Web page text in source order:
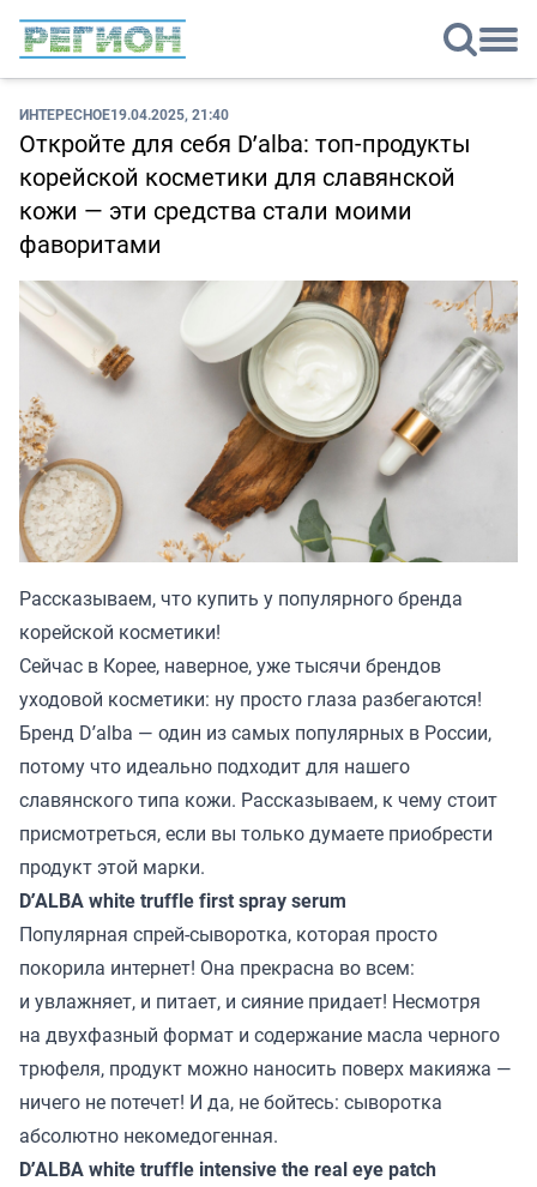
ИНТЕРЕСНОЕ19.04.2025, 21:40
Откройте для себя D’alba: топ-продукты
корейской косметики для славянской
кожи — эти средства стали моими
фаворитами
Рассказываем, что купить у популярного бренда
корейской косметики!
Сейчас в Корее, наверное, уже тысячи брендов
уходовой косметики: ну просто глаза разбегаются!
Бренд D’alba — один из самых популярных в России,
потому что идеально подходит для нашего
славянского типа кожи. Рассказываем, к чему стоит
присмотреться, если вы только думаете приобрести
продукт этой марки.
D’ALBA white truffle first spray serum
Популярная спрей-сыворотка, которая просто
покорила интернет! Она прекрасна во всем:
и увлажняет, и питает, и сияние придает! Несмотря
на двухфазный формат и содержание масла черного
трюфеля, продукт можно наносить поверх макияжа —
ничего не потечет! И да, не бойтесь: сыворотка
абсолютно некомедогенная.
D’ALBA white truffle intensive the real eye patch